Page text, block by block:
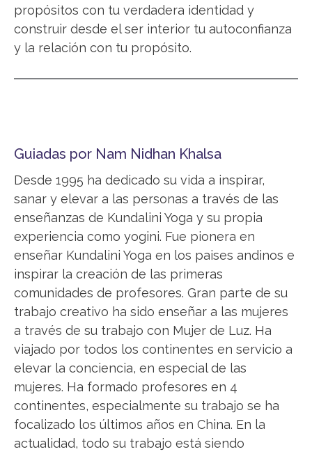
propósitos con tu verdadera identidad y
construir desde el ser interior tu autoconfianza
y la relación con tu propósito.
Guiadas por Nam Nidhan Khalsa
Desde 1995 ha dedicado su vida a inspirar,
sanar y elevar a las personas a través de las
enseñanzas de Kundalini Yoga y su propia
experiencia como yogini. Fue pionera en
enseñar Kundalini Yoga en los paises andinos e
inspirar la creación de las primeras
comunidades de profesores. Gran parte de su
trabajo creativo ha sido enseñar a las mujeres
a través de su trabajo con Mujer de Luz. Ha
viajado por todos los continentes en servicio a
elevar la conciencia, en especial de las
mujeres. Ha formado profesores en 4
continentes, especialmente su trabajo se ha
focalizado los últimos años en China. En la
actualidad, todo su trabajo está siendo